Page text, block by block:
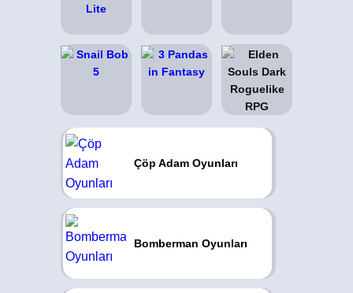
Çöp Adam Oyunları
Bomberman Oyunları